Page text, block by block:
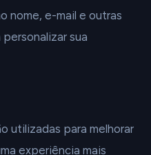
nome, e-mail e outras
sua
utilizadas para melhorar
experiência mais